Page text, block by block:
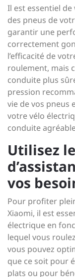
Il est essentiel
des pneus de
garantir une
correctement
l’efficacité de
roulement, mais
conduite plus
pression
vie de vos pneus
votre vélo
conduite
Utilisez
vos
Pour profiter
Xiaomi, il est
électrique en
lequel vous
vous pouvez
que ce soit pour
plats ou pour